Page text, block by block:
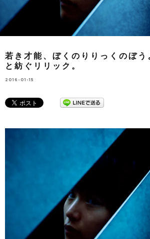
若き才能、ぼくのりりっくのぼう
と紡ぐリリック。
2016-01-15